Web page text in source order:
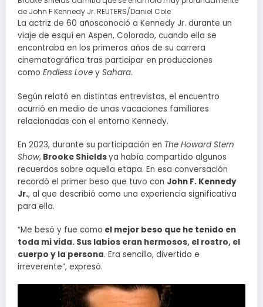
de John F Kennedy Jr. REUTERS/Daniel Cole
La actriz de 60 añosconoció a Kennedy Jr. durante un
viaje de esquí en Aspen, Colorado, cuando ella se
encontraba en los primeros años de su carrera
cinematográfica tras participar en producciones
como Endless Love y Sahara.
Según relató en distintas entrevistas, el encuentro
ocurrió en medio de unas vacaciones familiares
relacionadas con el entorno Kennedy.
En 2023, durante su participación en The Howard Stern
Show, Brooke Shieldsya había compartido algunos
recuerdos sobre aquella etapa. En esa conversación
recordó el primer beso que tuvo con John F. Kennedy
Jr., al que describió como una experiencia significativa
para ella.
“Me besó y fue como el mejor beso que he tenido en
toda mi vida. Sus labios eran hermosos, el rostro, el
cuerpo y la persona. Era sencillo, divertido e
irreverente”, expresó.